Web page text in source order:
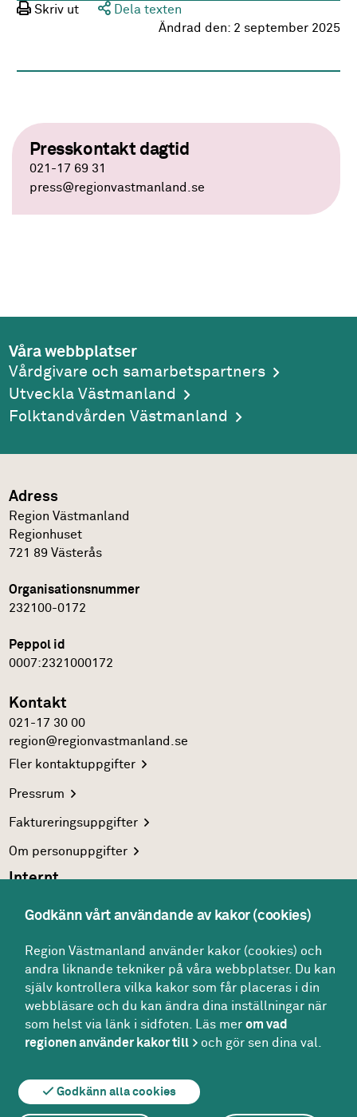
Skriv ut
Dela texten
Ändrad den: 2 september 2025
Presskontakt dagtid
021-17 69 31
press@regionvastmanland.se
Våra webbplatser
Vårdgivare och samarbetspartners
Utveckla Västmanland
Folktandvården Västmanland
Adress
Region Västmanland
Regionhuset
721 89 Västerås
Organisationsnummer
232100-0172
Peppol id
0007:2321000172
Kontakt
021-17 30 00
region@regionvastmanland.se
Flerkontaktuppgifter
Pressrum
Faktureringsuppgifter
Om personuppgifter
Internt
Internasystem
Följ oss
Facebook
Instagram
Om webbplatsen Om kakor
Godkänn vårt användande av kakor (cookies)
Region Västmanland använder kakor (cookies) och
andra liknande tekniker på våra webbplatser. Du kan
själv kontrollera vilka kakor som får placeras i din
webbläsare och du kan ändra dina inställningar när
som helst via länk i sidfoten. Läs merom vad
regionen använder kakor till
och gör sen dina val.
Godkänn alla cookies